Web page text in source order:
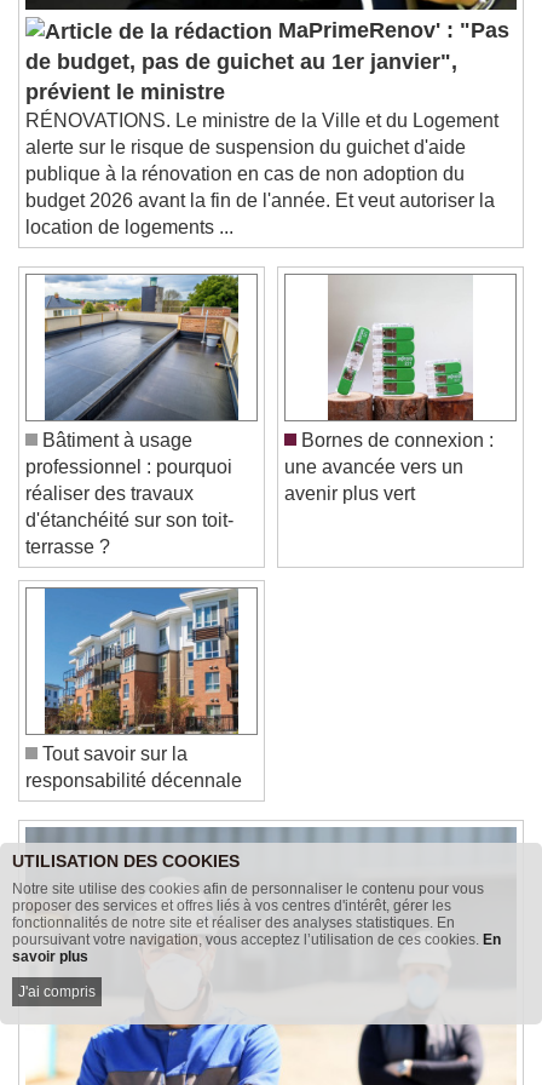
Picture-in-Picture
Fullscreen
This is a modal window.
Beginning of dialog window. Escape will cancel
and close the window.
Text
Color Opacity
Text Background
Color Opacity
Caption Area Background
Color Opacity
Font Size
Text Edge Style
Font Family
Reset
Done
Close Modal Dialog
End of dialog window.
MaPrimeRenov' : "Pas
de budget, pas de guichet au 1er janvier",
prévient le ministre
RÉNOVATIONS. Le ministre de la Ville et du Logement
alerte sur le risque de suspension du guichet d'aide
publique à la rénovation en cas de non adoption du
budget 2026 avant la fin de l'année. Et veut autoriser la
location de logements ...
Bâtiment à usage
professionnel : pourquoi
réaliser des travaux
d'étanchéité sur son toit-
terrasse ?
Bornes de connexion :
une avancée vers un
avenir plus vert
Tout savoir sur la
responsabilité décennale
UTILISATION DES COOKIES
Notre site utilise des cookies afin de personnaliser le contenu pour vous
proposer des services et offres liés à vos centres d'intérêt, gérer les
fonctionnalités de notre site et réaliser des analyses statistiques. En
poursuivant votre navigation, vous acceptez l’utilisation de ces cookies. En
savoir plus
J'ai compris